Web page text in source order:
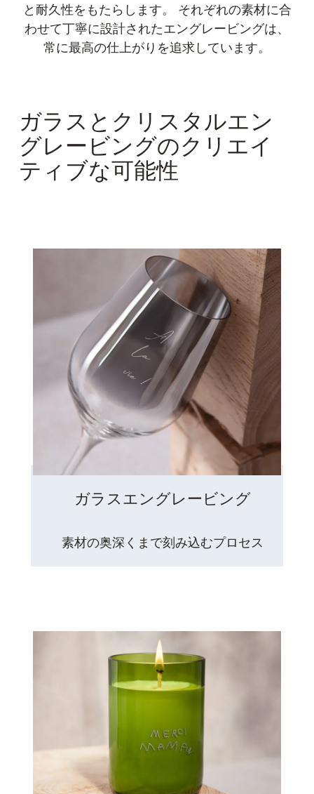
と耐久性をもたらします。 それぞれの素材に合
わせて丁寧に設計されたエングレービングは、
常に最高の仕上がりを追求しています。
ガラスとクリスタルエン
グレービングのクリエイ
ティブな可能性
ガラスエングレービング
素材の奥深くまで刻み込むプロセス